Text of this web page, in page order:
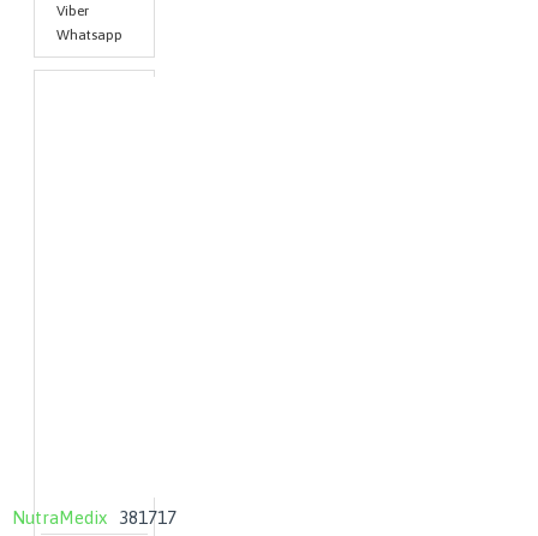
Viber
Whatsapp
NutraMedix 381717